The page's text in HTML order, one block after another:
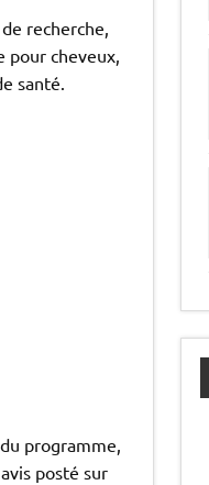
recherche,
pour cheveux,
santé.
programme,
posté sur